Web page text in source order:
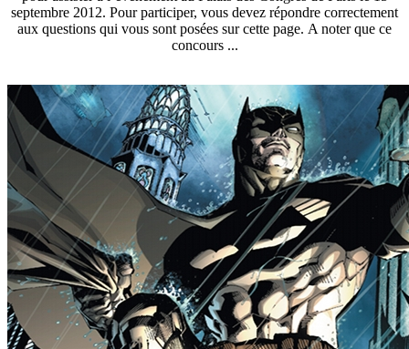
septembre 2012. Pour participer, vous devez répondre correctement
aux questions qui vous sont posées sur cette page. A noter que ce
concours ...